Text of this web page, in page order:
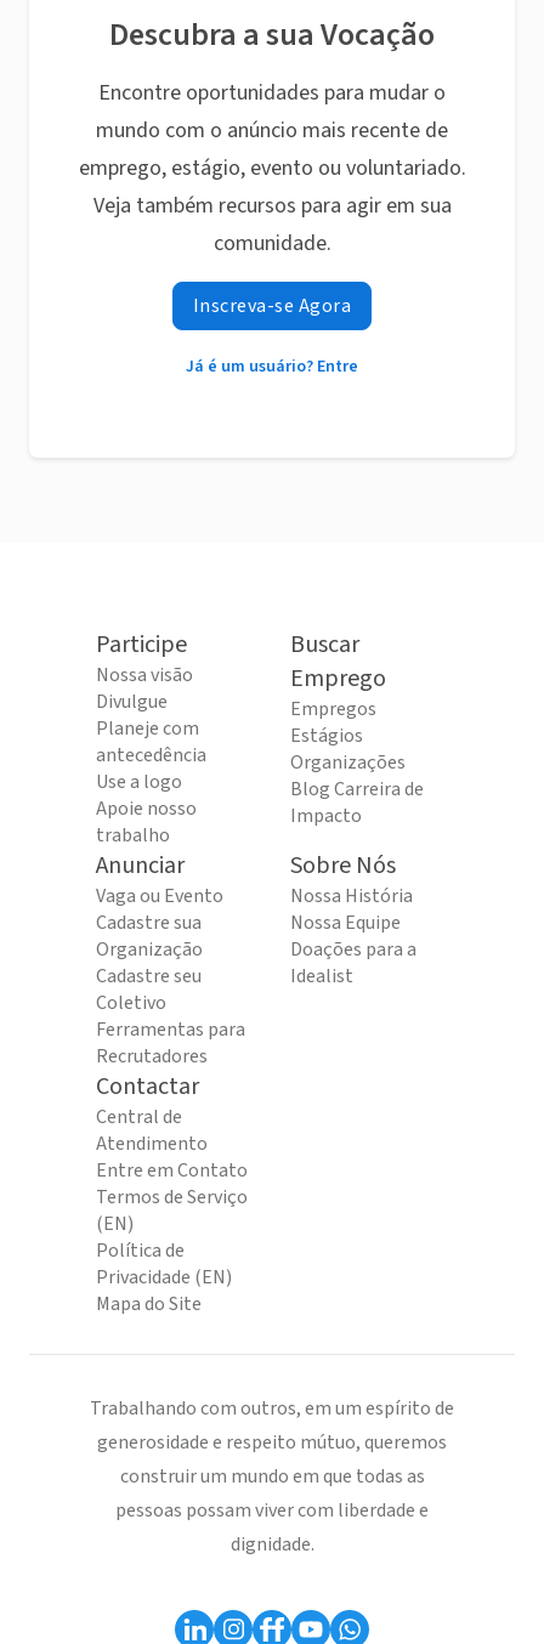
Descubra a sua Vocação
Encontre oportunidades para mudar o
mundo com o anúncio mais recente de
emprego, estágio, evento ou voluntariado.
Veja também recursos para agir em sua
comunidade.
Inscreva-se Agora
Já é um usuário? Entre
Participe
Nossa visão
Divulgue
Planeje com
antecedência
Use a logo
Apoie nosso
trabalho
Buscar
Emprego
Empregos
Estágios
Organizações
Blog Carreira de
Impacto
Anunciar
Vaga ou Evento
Cadastre sua
Organização
Cadastre seu
Coletivo
Ferramentas para
Recrutadores
Sobre Nós
Nossa História
Nossa Equipe
Doações para a
Idealist
Contactar
Central de
Atendimento
Entre em Contato
Termos de Serviço
(EN)
Política de
Privacidade (EN)
Mapa do Site
Trabalhando com outros, em um espírito de
generosidade e respeito mútuo, queremos
construir um mundo em que todas as
pessoas possam viver com liberdade e
dignidade.